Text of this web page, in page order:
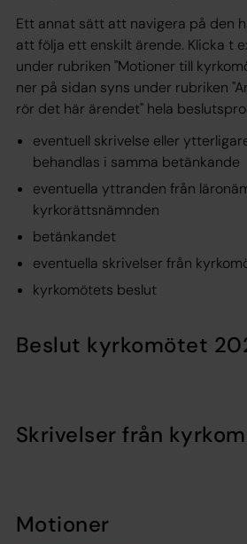
Ett annat sätt att navigera på den
att följa ett enskilt ärende. Klicka t
under rubriken "Motioner till
ner på sidan syns under rubriken
rör det här ärendet" hela
eventuell skrivelse eller
behandlas i samma betänkande
eventuella yttranden från
kyrkorättsnämnden
betänkandet
eventuella skrivelser från
kyrkomötets beslut
Beslut kyrkomötet
Skrivelser från
Motioner